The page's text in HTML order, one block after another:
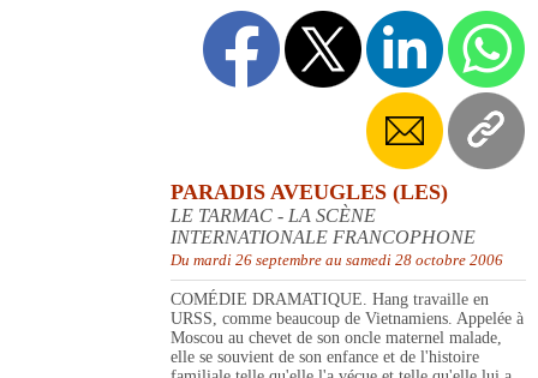
PARADIS AVEUGLES (LES)
LE TARMAC - LA SCÈNE
INTERNATIONALE FRANCOPHONE
Du mardi 26 septembre au samedi 28 octobre 2006
COMÉDIE DRAMATIQUE. Hang travaille en
URSS, comme beaucoup de Vietnamiens. Appelée à
Moscou au chevet de son oncle maternel malade,
elle se souvient de son enfance et de l'histoire